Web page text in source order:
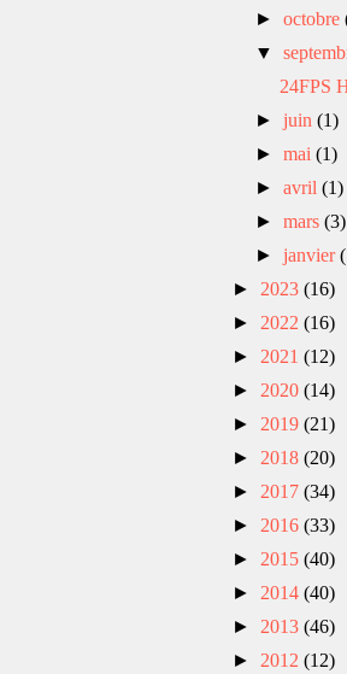
►octobre
▼
24FPS
►juin(1)
►mai(1)
►avril(1)
►mars(3)
►janvier
► 2023 (16)
► 2022 (16)
► 2021 (12)
► 2020 (14)
► 2019 (21)
► 2018 (20)
► 2017 (34)
► 2016 (33)
► 2015 (40)
► 2014 (40)
► 2013 (46)
► 2012 (12)